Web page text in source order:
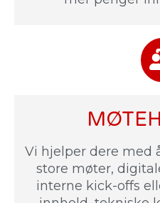
Vi hjelper dere med
store møter,
interne kick-offs